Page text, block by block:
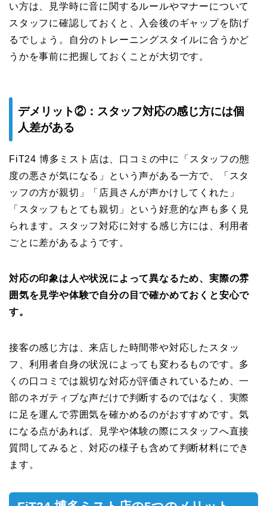
い方は、見学時に音に関するルールやマナーについて
スタッフに確認しておくと、入会後のギャップを防げ
るでしょう。自分のトレーニングスタイルに合うかど
うかを事前に把握しておくことが大切です。
デメリット②：スタッフ対応の感じ方には個
人差がある
FiT24 博多ミスト店は、口コミの中に「スタッフの態
度の悪さが気になる」という声がある一方で、「スタ
ッフの方が親切」「店員さんが声かけしてくれた」
「スタッフもとても親切」という好意的な声も多く見
られます。スタッフ対応に対する感じ方には、利用者
ごとに差があるようです。
対応の印象は人や状況によって異なるため、実際の雰
囲気を見学や体験で自分の目で確かめておくと安心で
す。
接客の感じ方は、来店した時間帯や対応したスタッ
フ、利用者自身の状況によっても変わるものです。多
くの口コミでは親切な対応が評価されているため、一
部のネガティブな声だけで判断するのではなく、実際
に足を運んで雰囲気を確かめるのがおすすめです。気
になる点があれば、見学や体験の際にスタッフへ直接
質問してみると、対応の様子も含めて判断材料にでき
ます。